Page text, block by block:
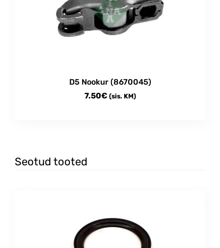
D5 Nookur (8670045)
7.50€ (sis. KM)
Seotud tooted